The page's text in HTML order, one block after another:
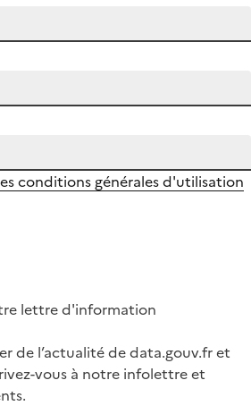
conditions générales d'utilisation
lettre d'information
de l’actualité de data.gouv.fr et
vous à notre infolettre et